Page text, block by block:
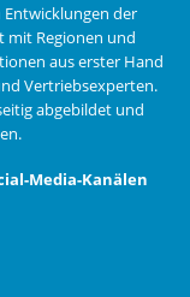
der
mit Regionen und
aus erster Hand
Vertriebsexperten.
abgebildet und
Media-Kanälen